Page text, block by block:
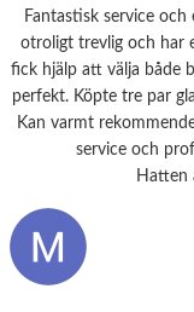
Fantastisk service
otroligt trevlig och har
fick hjälp att välja både
perfekt. Köpte tre par
Kan varmt
service och
Hatten